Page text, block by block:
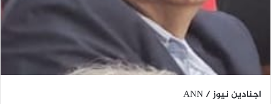
اجنادين نيوز / ANN